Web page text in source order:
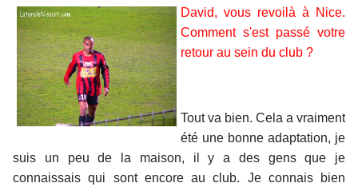
David, vous revoilà à Nice.
Comment s'est passé votre
retour au sein du club ?
Tout va bien. Cela a vraiment
été une bonne adaptation, je
suis un peu de la maison, il y a des gens que je
connaissais qui sont encore au club. Je connais bien